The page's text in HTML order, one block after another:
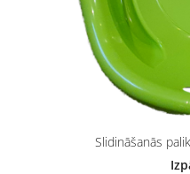
Slidināšanās